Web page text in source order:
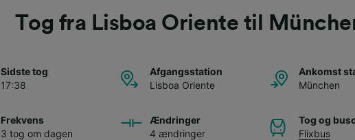
Tog fra Lisboa Oriente til
Sidste tog
17:38
Afgangsstation
Lisboa Oriente
Ankomst
München
Frekvens
3 tog om dagen
Ændringer
4 ændringer
Tog og
Flixbus